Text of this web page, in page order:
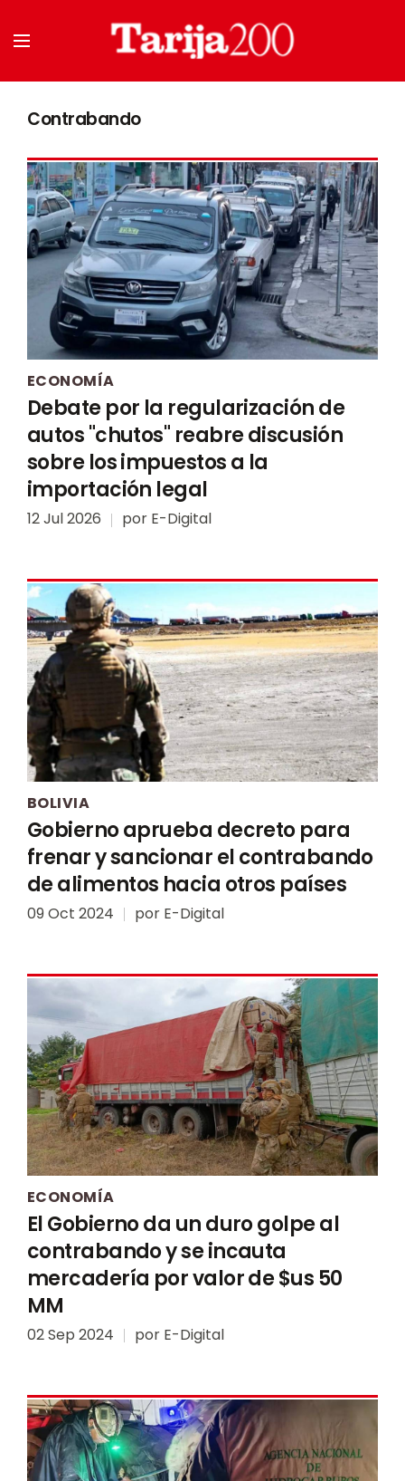
Contrabando
ECONOMÍA
Debate por la regularización de
autos "chutos" reabre discusión
sobre los impuestos a la
importación legal
12 Jul 2026 por E-Digital
BOLIVIA
Gobierno aprueba decreto para
frenar y sancionar el contrabando
de alimentos hacia otros países
09 Oct 2024 por E-Digital
ECONOMÍA
El Gobierno da un duro golpe al
contrabando y se incauta
mercadería por valor de $us 50
MM
02 Sep 2024 por E-Digital